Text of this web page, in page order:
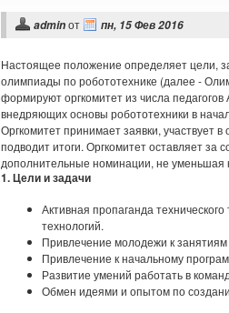
adminот пн, 15 Фев 2016
Настоящее положение определяет цели,
олимпиады по робототехнике (далее -
формируют оргкомитет из числа педагогов
внедряющих основы робототехники в
Оргкомитет принимает заявки, участвует в
подводит итоги. Оргкомитет оставляет за
дополнительные номинации, не уменьшая
1. Цели и задачи
Активная пропаганда
технологий.
Привлечение молодежи к занятиям
Привлечение к начальному
Развитие умений работать в
Обмен идеями и опытом по